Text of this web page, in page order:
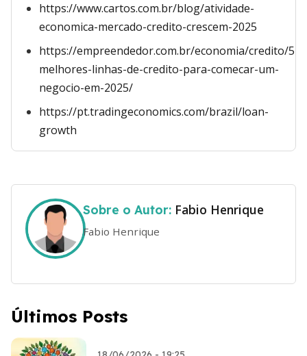
https://www.cartos.com.br/blog/atividade-
economica-mercado-credito-crescem-2025
https://empreendedor.com.br/economia/credito/5-
melhores-linhas-de-credito-para-comecar-um-
negocio-em-2025/
https://pt.tradingeconomics.com/brazil/loan-
growth
Sobre o Autor: Fabio Henrique
Fabio Henrique
Últimos Posts